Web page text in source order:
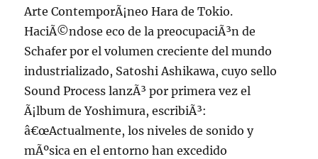
Arte ContemporÃ¡neo Hara de Tokio.
HaciÃ©ndose eco de la preocupaciÃ³n de
Schafer por el volumen creciente del mundo
industrializado, Satoshi Ashikawa, cuyo sello
Sound Process lanzÃ³ por primera vez el
Ã¡lbum de Yoshimura, escribiÃ³:
â€œActualmente, los niveles de sonido y
mÃºsica en el entorno han excedido